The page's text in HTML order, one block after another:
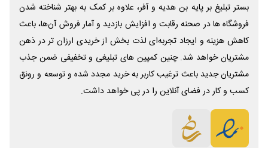
بستر تبلیغ بر پایه بن هدیه و آفر، علاوه بر کمک به بهتر شناخته شدن
فروشگاه ها در صحنه رقابت و افزایش بازدید و آمار فروش آن‌ها، باعث
کاهش هزینه و ایجاد تجربه‌ای لذت بخش از خریدی ارزان تر در ذهن
مشتریان خواهد شد. چنین کمپین های تبلیغی و تخفیفی ضمن جذب
مشتریان جدید باعث ترغیب کاربر به خرید مجدد شده و توسعه و رونق
کسب و کار در فضای آنلاین را در پی خواهد داشت.